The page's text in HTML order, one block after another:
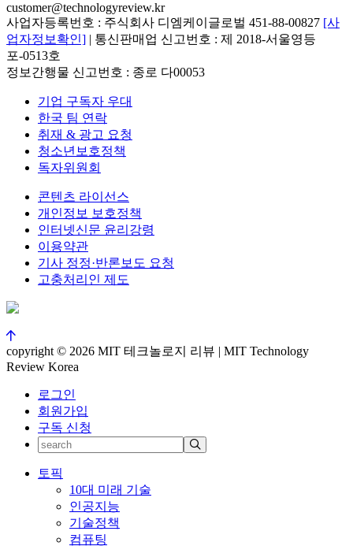
customer@technologyreview.kr
사업자등록번호 : 주식회사 디엠케이글로벌 451-88-00827 [사
업자정보확인] | 통신판매업 신고번호 : 제 2018-서울영등
포-0513호
정보간행물 신고번호 : 종로 다00053
기업 구독자 우대
한국 팀 연락
취재 & 광고 요청
청소년보호정책
독자위원회
콘텐츠 라이선스
개인정보 보호정책
인터넷신문 윤리강령
이용약관
기사 정정·반론보도 요청
고충처리인 제도
copyright © 2026 MIT 테크놀로지 리뷰 | MIT Technology
Review Korea
로그인
회원가입
구독 신청
토픽
10대 미래 기술
인공지능
기술정책
컴퓨팅